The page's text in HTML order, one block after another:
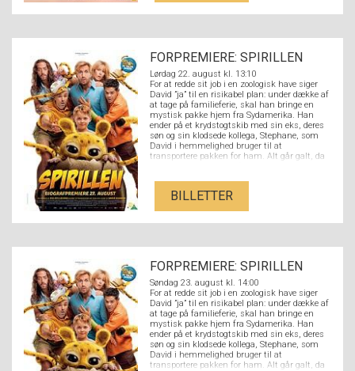
FORPREMIERE: SPIRILLEN
Lørdag 22. august kl. 13:10
For at redde sit job i en zoologisk have siger
David ”ja” til en risikabel plan: under dække af
at tage på familieferie, skal han bringe en
mystisk pakke hjem fra Sydamerika. Han
ender på et krydstogtskib med sin eks, deres
søn og sin klodsede kollega, Stephane, som
David i hemmelighed bruger til at
transportere pakken for ham. Alt går galt, da
og deres tur forvandles til et fuldstændigt
BILLETTER
FORPREMIERE: SPIRILLEN
Søndag 23. august kl. 14:00
For at redde sit job i en zoologisk have siger
David ”ja” til en risikabel plan: under dække af
at tage på familieferie, skal han bringe en
mystisk pakke hjem fra Sydamerika. Han
ender på et krydstogtskib med sin eks, deres
søn og sin klodsede kollega, Stephane, som
David i hemmelighed bruger til at
transportere pakken for ham. Alt går galt, da